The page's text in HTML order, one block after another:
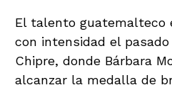
El talento guatemalteco
con intensidad el
Chipre, donde Bárbara
alcanzar la medalla de